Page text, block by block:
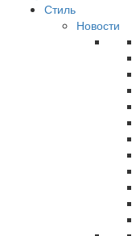
Стиль
Новости